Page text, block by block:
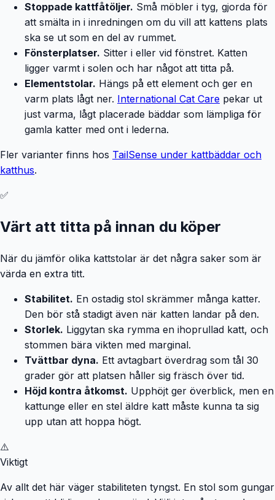
Stoppade kattfåtöljer. Små möbler i tyg, gjorda för
att smälta in i inredningen om du vill att kattens plats
ska se ut som en del av rummet.
Fönsterplatser. Sitter i eller vid fönstret. Katten
ligger varmt i solen och har något att titta på.
Elementstolar. Hängs på ett element och ger en
varm plats lågt ner. International Cat Care pekar ut
just varma, lågt placerade bäddar som lämpliga för
gamla katter med ont i lederna.
Fler varianter finns hos TailSense under kattbäddar och
katthus.
✅
Värt att titta på innan du köper
När du jämför olika kattstolar är det några saker som är
värda en extra titt.
Stabilitet. En ostadig stol skrämmer många katter.
Den bör stå stadigt även när katten landar på den.
Storlek. Liggytan ska rymma en ihoprullad katt, och
stommen bära vikten med marginal.
Tvättbar dyna. Ett avtagbart överdrag som tål 30
grader gör att platsen håller sig fräsch över tid.
Höjd kontra åtkomst. Upphöjt ger överblick, men en
kattunge eller en stel äldre katt måste kunna ta sig
upp utan att hoppa högt.
⚠️
Viktigt
Av allt det här väger stabiliteten tyngst. En stol som gungar